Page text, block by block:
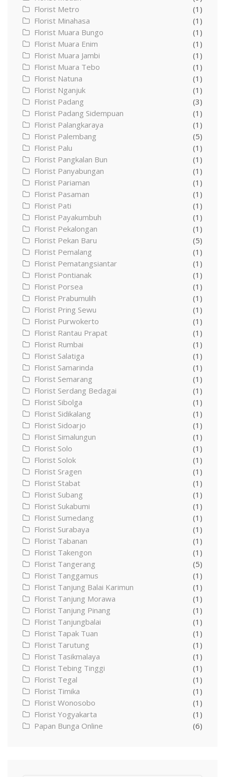
Florist Metro
(1)
Florist Minahasa
(1)
Florist Muara Bungo
(1)
Florist Muara Enim
(1)
Florist Muara Jambi
(1)
Florist Muara Tebo
(1)
Florist Natuna
(1)
Florist Nganjuk
(1)
Florist Padang
(3)
Florist Padang Sidempuan
(1)
Florist Palangkaraya
(1)
Florist Palembang
(5)
Florist Palu
(1)
Florist Pangkalan Bun
(1)
Florist Panyabungan
(1)
Florist Pariaman
(1)
Florist Pasaman
(1)
Florist Pati
(1)
Florist Payakumbuh
(1)
Florist Pekalongan
(1)
Florist Pekan Baru
(5)
Florist Pemalang
(1)
Florist Pematangsiantar
(1)
Florist Pontianak
(1)
Florist Porsea
(1)
Florist Prabumulih
(1)
Florist Pring Sewu
(1)
Florist Purwokerto
(1)
Florist Rantau Prapat
(1)
Florist Rumbai
(1)
Florist Salatiga
(1)
Florist Samarinda
(1)
Florist Semarang
(1)
Florist Serdang Bedagai
(1)
Florist Sibolga
(1)
Florist Sidikalang
(1)
Florist Sidoarjo
(1)
Florist Simalungun
(1)
Florist Solo
(1)
Florist Solok
(1)
Florist Sragen
(1)
Florist Stabat
(1)
Florist Subang
(1)
Florist Sukabumi
(1)
Florist Sumedang
(1)
Florist Surabaya
(1)
Florist Tabanan
(1)
Florist Takengon
(1)
Florist Tangerang
(5)
Florist Tanggamus
(1)
Florist Tanjung Balai Karimun
(1)
Florist Tanjung Morawa
(1)
Florist Tanjung Pinang
(1)
Florist Tanjungbalai
(1)
Florist Tapak Tuan
(1)
Florist Tarutung
(1)
Florist Tasikmalaya
(1)
Florist Tebing Tinggi
(1)
Florist Tegal
(1)
Florist Timika
(1)
Florist Wonosobo
(1)
Florist Yogyakarta
(1)
Papan Bunga Online
(6)